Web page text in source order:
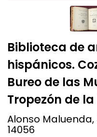
Biblioteca de
hispánicos.
Bureo de las
Tropezón de la
Alonso Maluenda,
14056